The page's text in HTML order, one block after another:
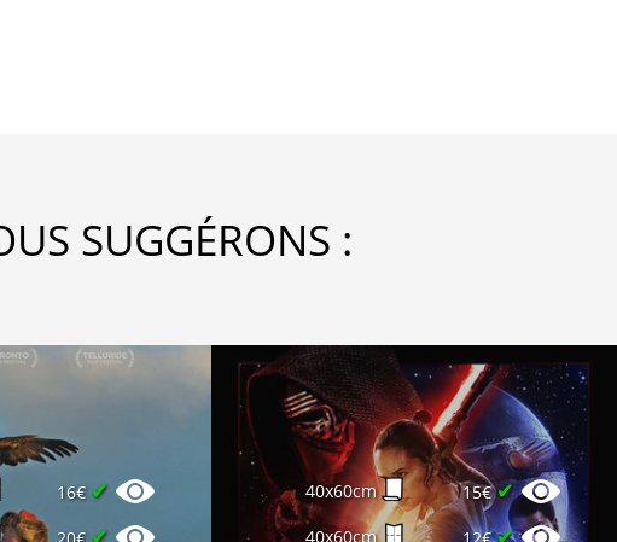
SUGGÉRONS :
16€ ✔
✔
40x60cm 15€✔
40x60cm ✔